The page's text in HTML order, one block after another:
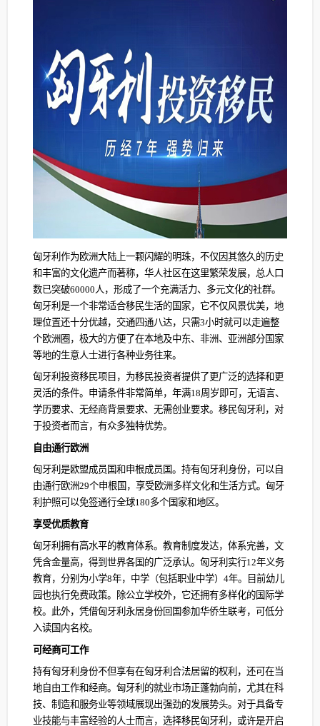
匈牙利作为欧洲大陆上一颗闪耀的明珠，不仅因其悠久的历史
和丰富的文化遗产而著称，华人社区在这里繁荣发展，总人口
数已突破60000人，形成了一个充满活力、多元文化的社群。
匈牙利是一个非常适合移民生活的国家，它不仅风景优美，地
理位置还十分优越，交通四通八达，只需3小时就可以走遍整
个欧洲圈，极大的方便了在本地及中东、非洲、亚洲部分国家
等地的生意人士进行各种业务往来。
匈牙利投资移民项目，为移民投资者提供了更广泛的选择和更
灵活的条件。申请条件非常简单，年满18周岁即可，无语言、
学历要求、无经商背景要求、无需创业要求。移民匈牙利，对
于投资者而言，有众多独特优势。
自由通行欧洲
匈牙利是欧盟成员国和申根成员国。持有匈牙利身份，可以自
由通行欧洲29个申根国，享受欧洲多样文化和生活方式。匈牙
利护照可以免签通行全球180多个国家和地区。
享受优质教育
匈牙利拥有高水平的教育体系。教育制度发达，体系完善，文
凭含金量高，得到世界各国的广泛承认。匈牙利实行12年义务
教育，分别为小学8年，中学（包括职业中学）4年。目前幼儿
园也执行免费政策。除公立学校外，它还拥有多样化的国际学
校。此外，凭借匈牙利永居身份回国参加华侨生联考，可低分
入读国内名校。
可经商可工作
持有匈牙利身份不但享有在匈牙利合法居留的权利，还可在当
地自由工作和经商。匈牙利的就业市场正蓬勃向前，尤其在科
技、制造和服务业等领域展现出强劲的发展势头。对于具备专
业技能与丰富经验的人士而言，选择移民匈牙利，或许是开启